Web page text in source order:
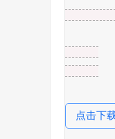
点击下